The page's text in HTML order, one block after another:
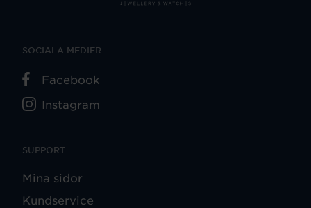
SUPPORT
Mina sidor
Kundservice
SOCIALA MEDIER
Facebook
Instagram